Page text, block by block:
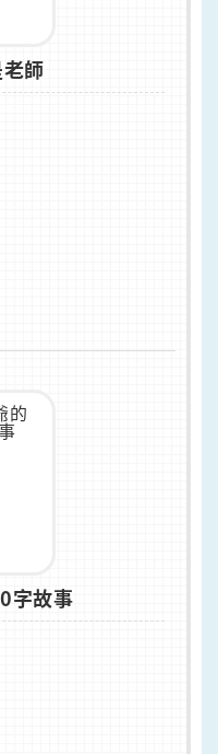
師
字故事